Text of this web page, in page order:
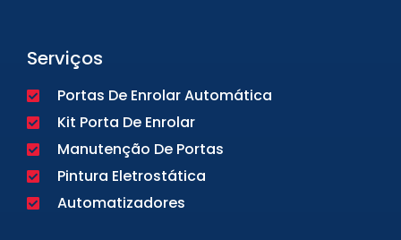
Serviços
Portas De Enrolar Automática
Kit Porta De Enrolar
Manutenção De Portas
Pintura Eletrostática
Automatizadores